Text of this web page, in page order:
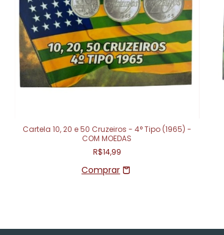
Cartela 10, 20 e 50 Cruzeiros - 4° Tipo (1965) -
COM MOEDAS
R$14,99